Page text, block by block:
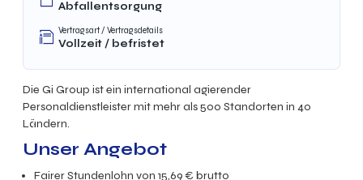
Abfallentsorgung
Vertragsart / Vertragsdetails
Vollzeit / befristet
Die Gi Group ist ein international agierender
Personaldienstleister mit mehr als 500 Standorten in 40
Ländern.
Unser Angebot
Fairer Stundenlohn von15,69€ brutto